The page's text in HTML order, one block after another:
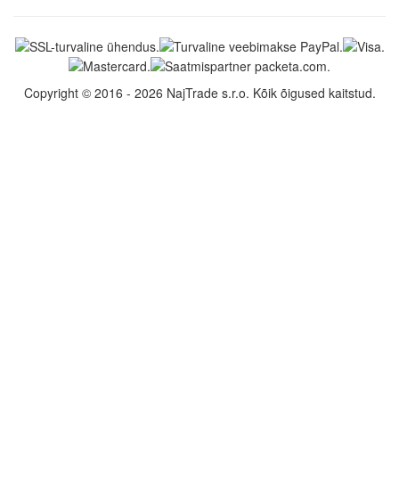
Copyright © 2016 - 2026 NajTrade s.r.o. Kõik õigused kaitstud.